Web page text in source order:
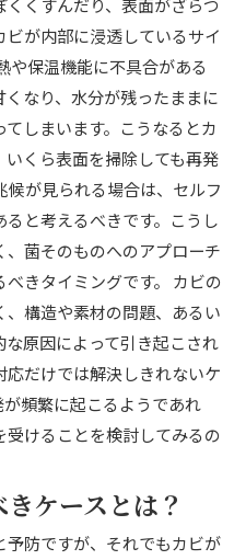
が内部に浸透しているサイ
や保温機能に不具合がある
なり、水分が残ったままに
しまいます。こうなるとカ
くら表面を掃除しても再発
候が見られる場合は、セルフ
と考えるべきです。こうし
菌そのものへのアプローチ
きタイミングです。 カビの
構造や素材の問題、あるい
原因によって引き起こされ
だけでは解決しきれないケ
頻繁に起こるようであれ
けることを検討してみるの
ケースとは？
防ですが、それでもカビが